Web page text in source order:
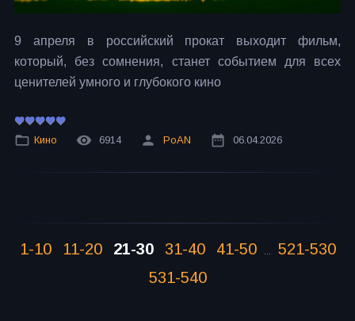
9 апреля в российский прокат выходит фильм,
который, без сомнения, станет событием для всех
ценителей умного и глубокого кино
Кино 6914 PoAN 06.04.2026
1-10 11-20 21-30 31-40 41-50 ...
521-530
531-540